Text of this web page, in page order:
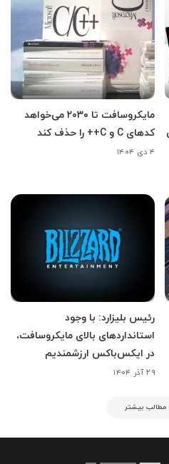
مایکروسافت تا ۲۰۳۰ می‌خواهد
کدهای C و C++ را حذف کند
۴ دی ۱۴۰۴
رئیس بلیزارد: با وجود
استانداردهای بالای مایکروسافت،
در ایکس‌باکس ارزشمندیم
۲۹ آذر ۱۴۰۴
بیشتر